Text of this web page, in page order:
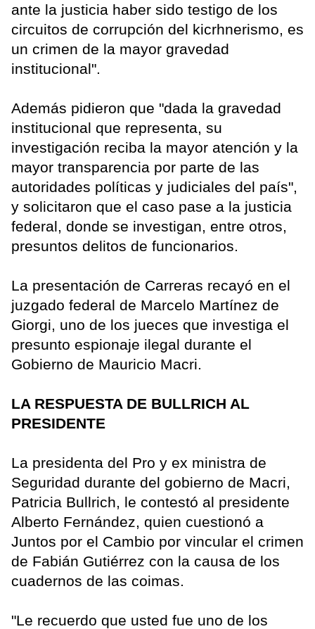
ante la justicia haber sido testigo de los
circuitos de corrupción del kicrhnerismo, es
un crimen de la mayor gravedad
institucional".
Además pidieron que "dada la gravedad
institucional que representa, su
investigación reciba la mayor atención y la
mayor transparencia por parte de las
autoridades políticas y judiciales del país",
y solicitaron que el caso pase a la justicia
federal, donde se investigan, entre otros,
presuntos delitos de funcionarios.
La presentación de Carreras recayó en el
juzgado federal de Marcelo Martínez de
Giorgi, uno de los jueces que investiga el
presunto espionaje ilegal durante el
Gobierno de Mauricio Macri.
LA RESPUESTA DE BULLRICH AL
PRESIDENTE
La presidenta del Pro y ex ministra de
Seguridad durante del gobierno de Macri,
Patricia Bullrich, le contestó al presidente
Alberto Fernández, quien cuestionó a
Juntos por el Cambio por vincular el crimen
de Fabián Gutiérrez con la causa de los
cuadernos de las coimas.
"Le recuerdo que usted fue uno de los